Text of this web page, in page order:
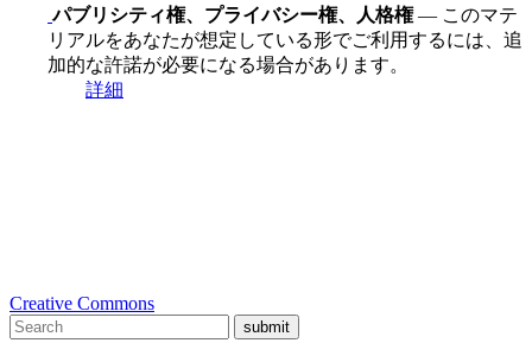
パブリシティ権、プライバシー権、人格権— このマテ
リアルをあなたが想定している形でご利用するには、追
加的な許諾が必要になる場合があります。
詳細
Creative Commons
submit